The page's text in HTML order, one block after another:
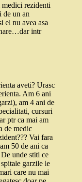
rezidenti
de un an
el nu avea asa
intr
aveti? Urasc
Am 6 ani
am 4 ani de
cursuri
ptr ca mai am
de medic
Vai fara
50 de ani ca
unde stiti ce
garzile le
care nu mai